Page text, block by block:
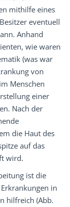
mithilfe eines
eventuell
Anhand
wie waren
(was war
von
Menschen
einer
Nach der
die Haut des
auf das
wird.
ist die
in
hilfreich (Abb.